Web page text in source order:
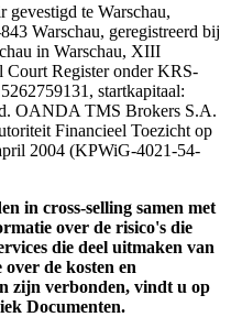
te Warschau,
Warschau, geregistreerd bij
in Warschau, XIII
Register onder KRS-
startkapitaal:
OANDA TMS Brokers S.A.
Financieel Toezicht op
2004 (KPWiG-4021-54-
in cross-selling samen met
over de risico's die
die deel uitmaken van
de kosten en
zijn verbonden, vindt u op
Documenten.